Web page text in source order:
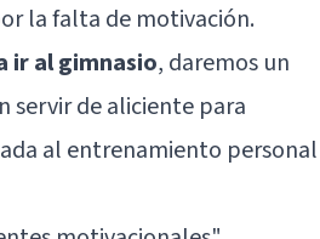
la falta de motivación.
ir al gimnasio, daremos un
servir de aliciente para
al entrenamiento personal